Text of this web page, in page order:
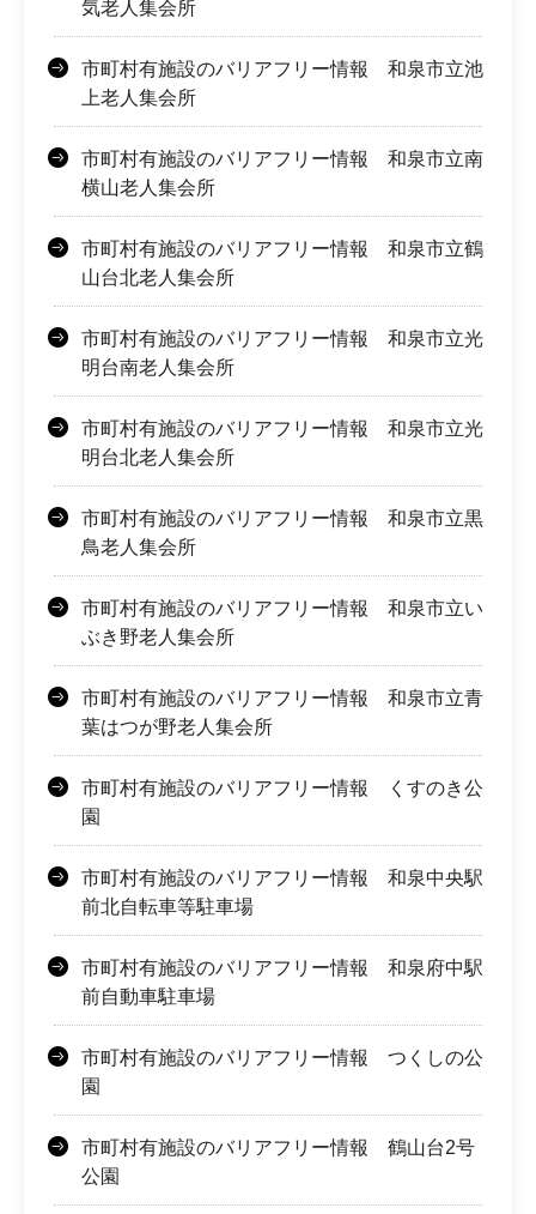
気老人集会所
市町村有施設のバリアフリー情報 和泉市立池
上老人集会所
市町村有施設のバリアフリー情報 和泉市立南
横山老人集会所
市町村有施設のバリアフリー情報 和泉市立鶴
山台北老人集会所
市町村有施設のバリアフリー情報 和泉市立光
明台南老人集会所
市町村有施設のバリアフリー情報 和泉市立光
明台北老人集会所
市町村有施設のバリアフリー情報 和泉市立黒
鳥老人集会所
市町村有施設のバリアフリー情報 和泉市立い
ぶき野老人集会所
市町村有施設のバリアフリー情報 和泉市立青
葉はつが野老人集会所
市町村有施設のバリアフリー情報 くすのき公
園
市町村有施設のバリアフリー情報 和泉中央駅
前北自転車等駐車場
市町村有施設のバリアフリー情報 和泉府中駅
前自動車駐車場
市町村有施設のバリアフリー情報 つくしの公
園
市町村有施設のバリアフリー情報 鶴山台2号
公園